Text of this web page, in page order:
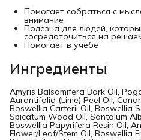
Помогает собраться с
внимание
Полезна для людей,
сосредоточиться на
Помогает в учебе
Ингредиенты
Amyris Balsamifera Bark Oil,
Aurantifolia (Lime) Peel Oil,
Boswellia Carterii Oil, Boswellia
Spicatum Wood Oil, Santalum
Boswellia Papyrifera Resin Oil,
Flower/Leaf/Stem Oil, Boswellia